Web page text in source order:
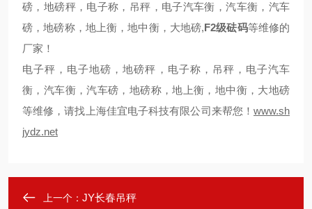
磅，地磅秤，电子称，吊秤，电子汽车衡，汽车衡，汽车
磅，地磅称，地上衡，地中衡，大地磅,F2级砝码等维修的
厂家！
电子秤，电子地磅，地磅秤，电子称，吊秤，电子汽车
衡，汽车衡，汽车磅，地磅称，地上衡，地中衡，大地磅
等维修，请找上海佳宜电子科技有限公司来帮您！ www.sh
jydz.net
上一个： JY长春吊秤